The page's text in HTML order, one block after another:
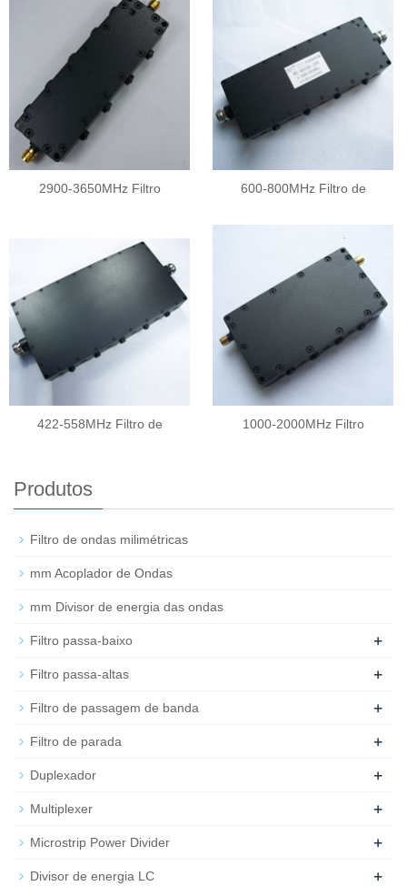
2900-3650MHz Filtro 600-800MHz Filtro de
422-558MHz Filtro de 1000-2000MHz Filtro
Produtos
Filtro de ondas milimétricas
mm Acoplador de Ondas
mm Divisor de energia das ondas
Filtro passa-baixo +
Filtro passa-altas +
Filtro de passagem de banda +
Filtro de parada +
Duplexador +
Multiplexer +
Microstrip Power Divider +
Divisor de energia LC +